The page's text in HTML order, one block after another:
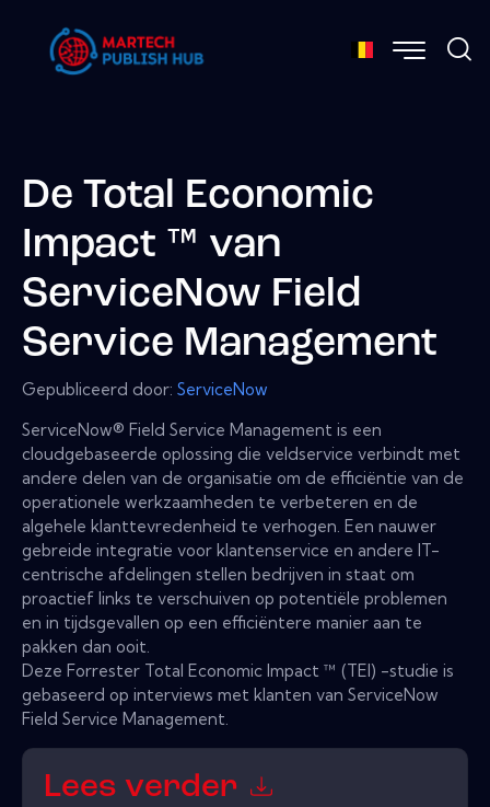
De Total Economic
Impact ™ van
ServiceNow Field
Service Management
Gepubliceerd door: ServiceNow
ServiceNow® Field Service Management is een
cloudgebaseerde oplossing die veldservice verbindt met
andere delen van de organisatie om de efficiëntie van de
operationele werkzaamheden te verbeteren en de
algehele klanttevredenheid te verhogen. Een nauwer
gebreide integratie voor klantenservice en andere IT-
centrische afdelingen stellen bedrijven in staat om
proactief links te verschuiven op potentiële problemen
en in tijdsgevallen op een efficiëntere manier aan te
pakken dan ooit.
Deze Forrester Total Economic Impact ™ (TEI) -studie is
gebaseerd op interviews met klanten van ServiceNow
Field Service Management.
Lees verder